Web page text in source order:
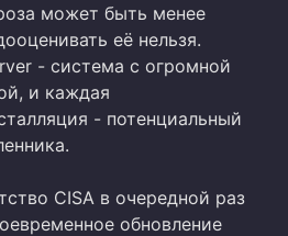
может быть менее
её нельзя.
- система с огромной
и каждая
- потенциальный
CISA в очередной раз
обновление